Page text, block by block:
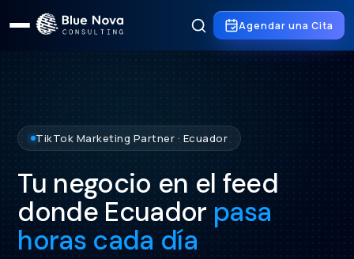
Agendar una Cita
TikTok Marketing Partner · Ecuador
Tu negocio en el feed
donde Ecuador pasa
horas cada día